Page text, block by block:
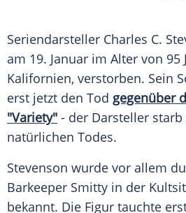
Seriendarsteller Charles C.
am 19. Januar im Alter von 95
Kalifornien, verstorben. Sein
erst jetzt den Tod gegenüber
"Variety" - der Darsteller
natürlichen Todes.
Stevenson wurde vor allem
Barkeeper Smitty in der
bekannt. Die Figur tauchte